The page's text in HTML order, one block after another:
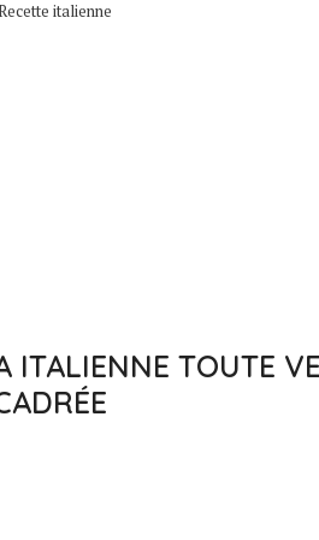
italienne
ITALIENNE TOUTE